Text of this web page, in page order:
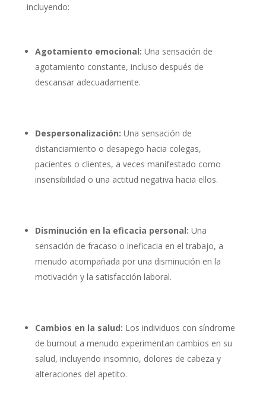
incluyendo:
Agotamiento emocional: Una sensación de
agotamiento constante, incluso después de
descansar adecuadamente.
Despersonalización: Una sensación de
distanciamiento o desapego hacia colegas,
pacientes o clientes, a veces manifestado como
insensibilidad o una actitud negativa hacia ellos.
Disminución en la eficacia personal: Una
sensación de fracaso o ineficacia en el trabajo, a
menudo acompañada por una disminución en la
motivación y la satisfacción laboral.
Cambios en la salud: Los individuos con síndrome
de burnout a menudo experimentan cambios en su
salud, incluyendo insomnio, dolores de cabeza y
alteraciones del apetito.